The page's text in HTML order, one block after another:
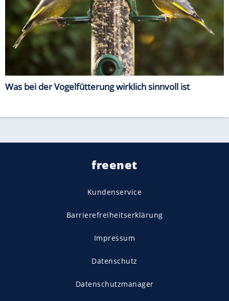
Was bei der Vogelfütterung wirklich sinnvoll ist
freenet
Kundenservice
Barrierefreiheitserklärung
Impressum
Datenschutz
Datenschutzmanager